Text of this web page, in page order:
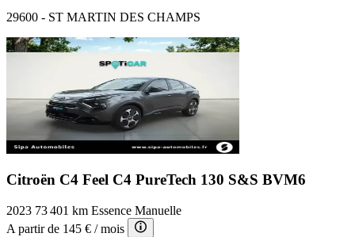
29600 - ST MARTIN DES CHAMPS
Citroën C4 Feel C4 PureTech 130 S&S BVM6
2023 73 401 km Essence Manuelle
A partir de 145 € / mois